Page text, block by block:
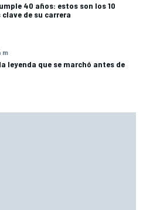
40 años: estos son los 10
de su carrera
m
leyenda que se marchó antes de